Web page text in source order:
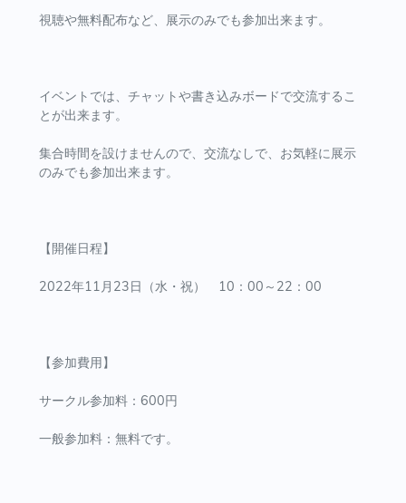
視聴や無料配布など、展示のみでも参加出来ます。
イベントでは、チャットや書き込みボードで交流するこ
とが出来ます。
集合時間を設けませんので、交流なしで、お気軽に展示
のみでも参加出来ます。
【開催日程】
2022年11月23日（水・祝） 10：00～22：00
【参加費用】
サークル参加料：600円
一般参加料：無料です。